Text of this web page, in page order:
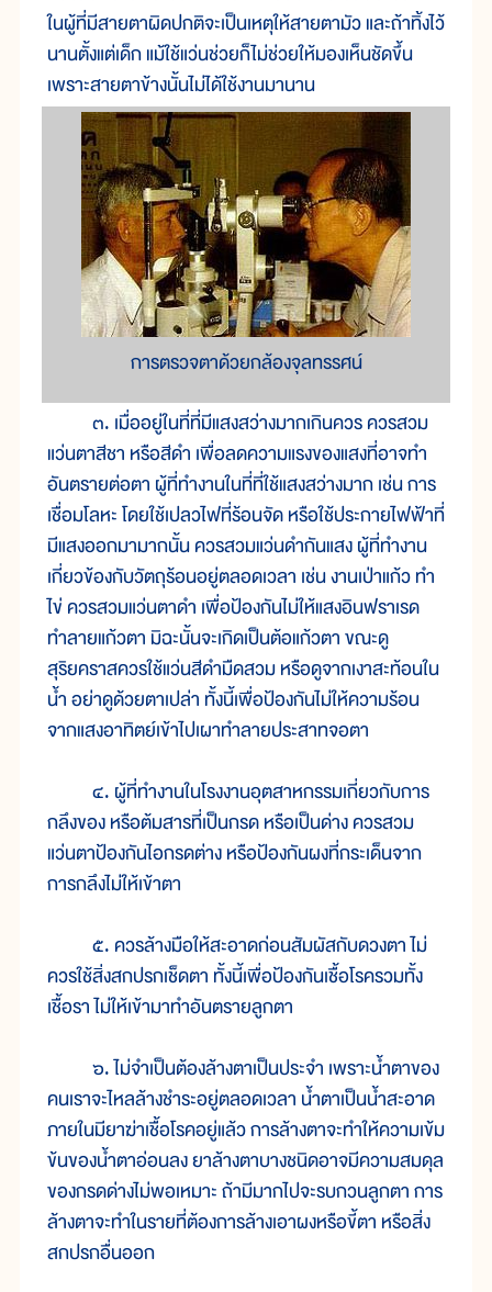
ในผู้ที่มีสายตาผิดปกติจะเป็นเหตุให้สายตามัว และถ้าทิ้งไว้
นานตั้งแต่เด็ก แม้ใช้แว่นช่วยก็ไม่ช่วยให้มองเห็นชัดขึ้น
เพราะสายตาข้างนั้นไม่ได้ใช้งานมานาน
การตรวจตาด้วยกล้องจุลทรรศน์
๓. เมื่ออยู่ในที่ที่มีแสงสว่างมากเกินควร ควรสวม
แว่นตาสีชา หรือสีดำ เพื่อลดความแรงของแสงที่อาจทำ
อันตรายต่อตา ผู้ที่ทำงานในที่ที่ใช้แสงสว่างมาก เช่น การ
เชื่อมโลหะ โดยใช้เปลวไฟที่ร้อนจัด หรือใช้ประกายไฟฟ้าที่
มีแสงออกมามากนั้น ควรสวมแว่นดำกันแสง ผู้ที่ทำงาน
เกี่ยวข้องกับวัตถุร้อนอยู่ตลอดเวลา เช่น งานเป่าแก้ว ทำ
ไข่ ควรสวมแว่นตาดำ เพื่อป้องกันไม่ให้แสงอินฟราเรด
ทำลายแก้วตา มิฉะนั้นจะเกิดเป็นต้อแก้วตา ขณะดู
สุริยคราสควรใช้แว่นสีดำมืดสวม หรือดูจากเงาสะท้อนใน
น้ำ อย่าดูด้วยตาเปล่า ทั้งนี้เพื่อป้องกันไม่ให้ความร้อน
จากแสงอาทิตย์เข้าไปเผาทำลายประสาทจอตา
๔. ผู้ที่ทำงานในโรงงานอุตสาหกรรมเกี่ยวกับการ
กลึงของ หรือต้มสารที่เป็นกรด หรือเป็นด่าง ควรสวม
แว่นตาป้องกันไอกรดต่าง หรือป้องกันผงที่กระเด็นจาก
การกลึงไม่ให้เข้าตา
๕. ควรล้างมือให้สะอาดก่อนสัมผัสกับดวงตา ไม่
ควรใช้สิ่งสกปรกเช็ดตา ทั้งนี้เพื่อป้องกันเชื้อโรครวมทั้ง
เชื้อรา ไม่ให้เข้ามาทำอันตรายลูกตา
๖. ไม่จำเป็นต้องล้างตาเป็นประจำ เพราะน้ำตาของ
คนเราจะไหลล้างชำระอยู่ตลอดเวลา น้ำตาเป็นน้ำสะอาด
ภายในมียาฆ่าเชื้อโรคอยู่แล้ว การล้างตาจะทำให้ความเข้ม
ข้นของน้ำตาอ่อนลง ยาล้างตาบางชนิดอาจมีความสมดุล
ของกรดด่างไม่พอเหมาะ ถ้ามีมากไปจะรบกวนลูกตา การ
ล้างตาจะทำในรายที่ต้องการล้างเอาผงหรือขี้ตา หรือสิ่ง
สกปรกอื่นออก